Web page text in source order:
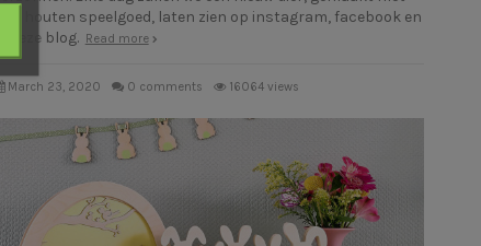
ons houten speelgoed, laten zien op instagram, facebook en
in deze blog.
Read more
March 23, 2020 0 comments 16064 views